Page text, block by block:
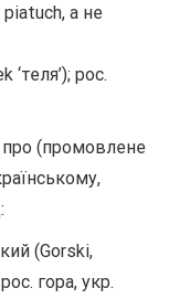
а не
рос.
(промовлене
(Gorski,
гора, укр.